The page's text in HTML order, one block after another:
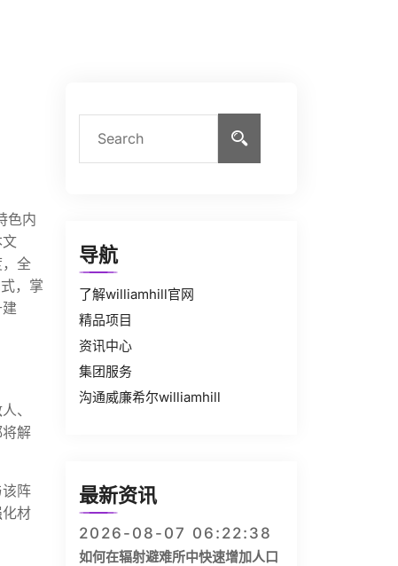
色内
全
，掌
、
解
阵
材
导航
了解williamhill官网
精品项目
资讯中心
集团服务
沟通威廉希尔williamhill
最新资讯
2026-08-07 06:22:38
如何在辐射避难所中快速增加人口